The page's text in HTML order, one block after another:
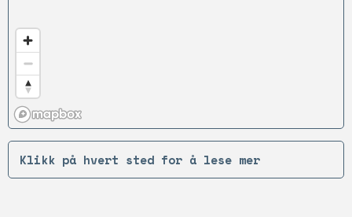
Klikk på hvert sted for å lese mer